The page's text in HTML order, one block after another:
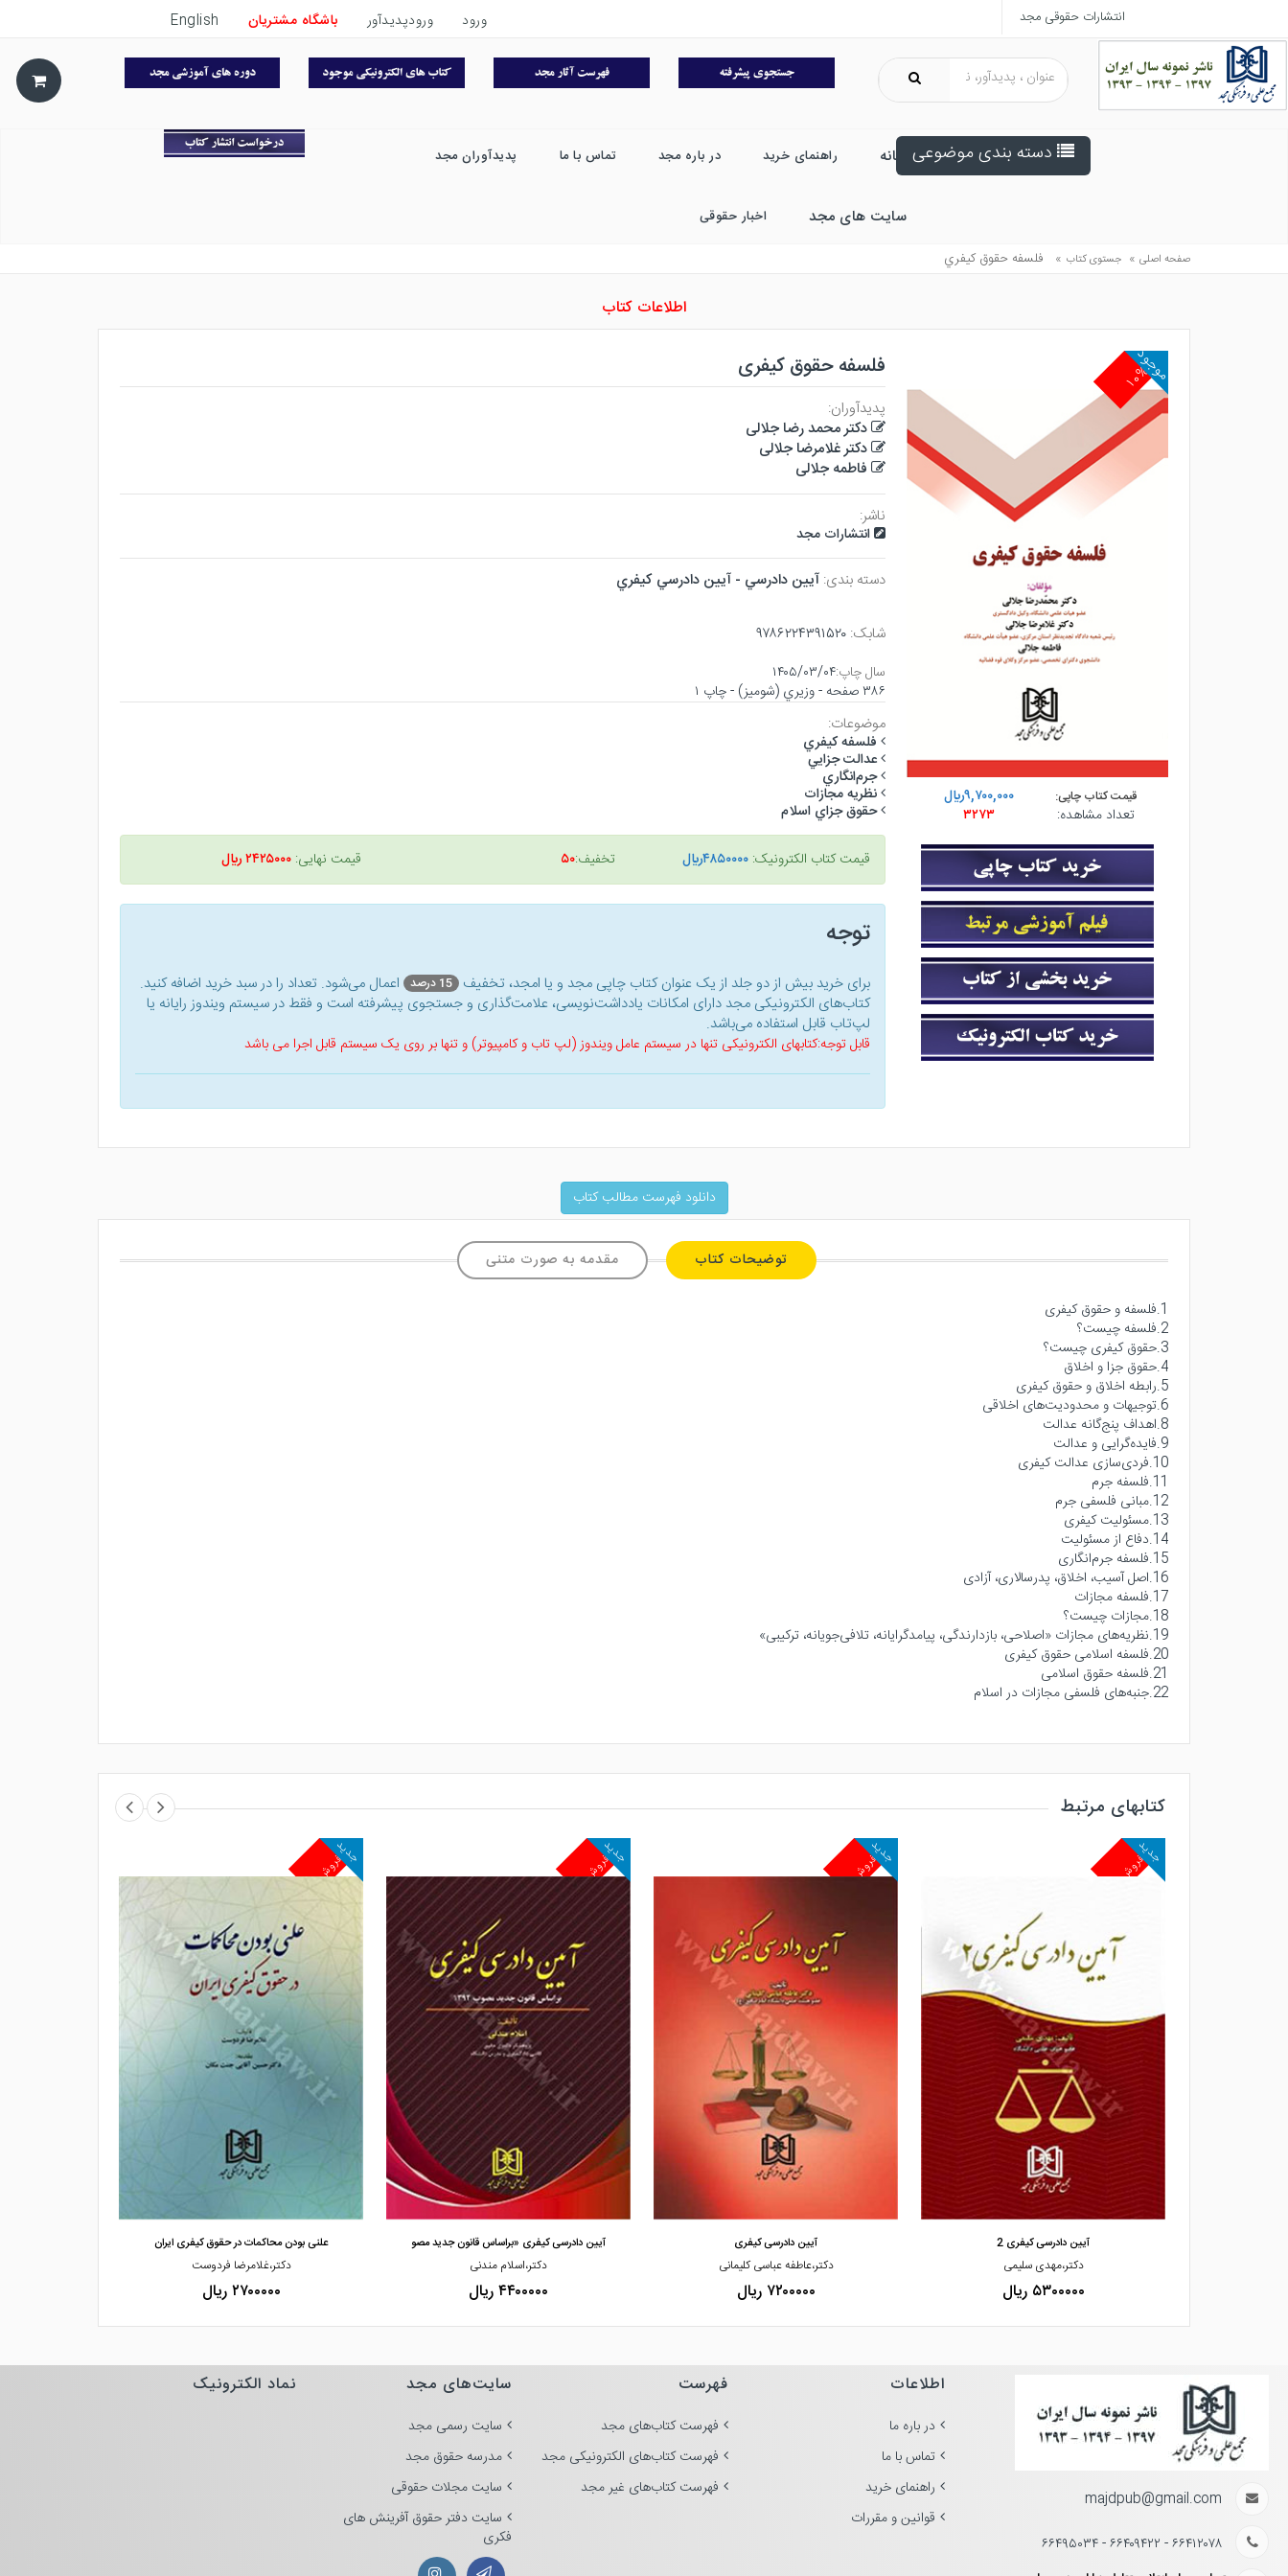
انتشارات حقوقی مجد ورود ورودپدیدآور باشگاه مشتریان English
دسته بندی موضوعی خانه راهنمای خرید در باره مجد تماس با ما پدیدآوران مجد
سایت های مجد اخبار حقوقی
صفحه اصلی » جستوی کتاب » فلسفه حقوق كيفري
اطلاعات کتاب
۱۰%
موجود
قیمت کتاب چاپی:
۹,۷۰۰,۰۰۰ريال
تعداد مشاهده:
۳۲۷۳
فلسفه حقوق کیفری
پدیدآوران:
دکتر محمد رضا جلالی
دکتر غلامرضا جلالی
فاطمه جلالی
ناشر:
انتشارات مجد
دسته بندی:آيين دادرسي - آيين دادرسي كيفري
شابک:۹۷۸۶۲۲۴۳۹۱۵۲۰
سال چاپ:۱۴۰۵/۰۳/۰۴
۳۸۶ صفحه - وزيري (شوميز) - چاپ ۱
موضوعات:
فلسفه كيفري
عدالت جزايي
جرم‌انگاري
نظريه مجازات
حقوق جزاي اسلام
قیمت کتاب الکترونیک:۴۸۵۰۰۰۰ريال تخفیف:۵۰ قیمت نهایی:۲۴۲۵۰۰۰ ريال
توجه
برای خرید بیش از دو جلد از یک عنوان کتاب‌ چاپی مجد و یا امجد، تخفیف 15 درصد
اعمال می‌شود. تعداد را در سبد خرید اضافه کنید.
کتاب‌های الکترونیکی مجد دارای امکانات یادداشت‌نویسی، علامت‌گذاری و جستجوی پیشرفته است و فقط در سیستم ویندوز رایانه یا
لپ‌تاب قابل استفاده می‌باشد.
قابل توجه:کتابهای الکترونیکی تنها در سیستم عامل ویندوز (لپ تاب و کامپیوتر) و تنها بر روی یک سیستم قابل اجرا می باشد
دانلود فهرست مطالب کتاب
توضیحات کتاب مقدمه به صورت متنی
1.فلسفه و حقوق کیفری
2.فلسفه چیست؟
3.حقوق کیفری چیست؟
4.حقوق جزا و اخلاق
5.رابطه اخلاق و حقوق کیفری
6.توجیهات و محدودیت‌های اخلاقی
8.اهداف پنج‌گانه عدالت
9.فایده‌گرایی و عدالت
10.فردی‌سازی عدالت کیفری
11.فلسفه جرم
12.مبانی فلسفی جرم
13.مسئولیت کیفری
14.دفاع از مسئولیت
15.فلسفه جرم‌انگاری
16.اصل آسیب، اخلاق، پدرسالاری، آزادی
17.فلسفه مجازات
18.مجازات چیست؟
19.نظریه‌های مجازات «اصلاحی، بازدارندگی، پیامدگرایانه، تلافی‌جویانه، ترکیبی»
20.فلسفه اسلامی حقوق کیفری
21.فلسفه حقوق اسلامی
22.جنبه‌های فلسفی مجازات در اسلام
کتابهای مرتبط
مشاهده و خرید
پرفروش
جدید
آیین دادرسی کیفری 2
دکتر،مهدی سلیمی
۵۳۰۰۰۰۰ ریال
پرفروش
جدید
مشاهده و خرید
آیین دادرسی کیفری
دکتر،عاطفه عباسی کلیمانی
۷۲۰۰۰۰۰ ریال
پرفروش
جدید
آیین دادرسی کیفری «براساس قانون جدید مصو
دکتر،اسلام مندنی
۴۴۰۰۰۰۰ ریال
پرفروش
جدید
علنی بودن محاکمات در حقوق کیفری ایران
دکتر،غلامرضا فردوست
۲۷۰۰۰۰۰ ریال
majdpub@gmail.com
۶۶۴۱۲۰۷۸ - ۶۶۴۰۹۴۲۲ - ۶۶۴۹۵۰۳۴
اطلاعات
در باره ما
تماس با ما
راهنمای خرید
قوانین و مقررات
فهرست
فهرست کتاب‌های مجد
فهرست کتاب‌های الکترونیکی مجد
فهرست کتاب‌های غیر مجد
سایت‌های مجد
سایت رسمی مجد
مدرسه حقوق مجد
سایت مجلات حقوقی
سایت دفتر حقوق آفرینش های
فکری
نماد الکترونیک